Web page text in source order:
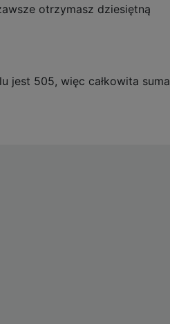
otrzymasz dziesiętną
jest 505, więc całkowita suma